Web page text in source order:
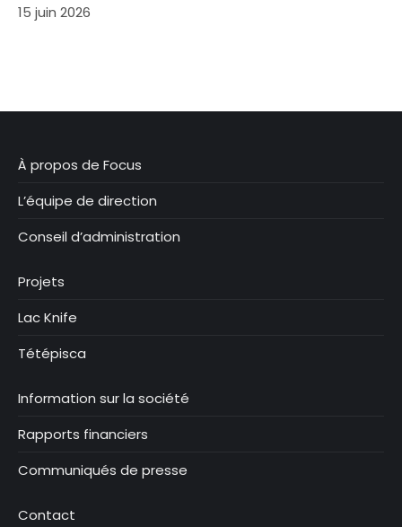
15 juin 2026
À propos de Focus
L’équipe de direction
Conseil d’administration
Projets
Lac Knife
Tétépisca
Information sur la société
Rapports financiers
Communiqués de presse
Contact